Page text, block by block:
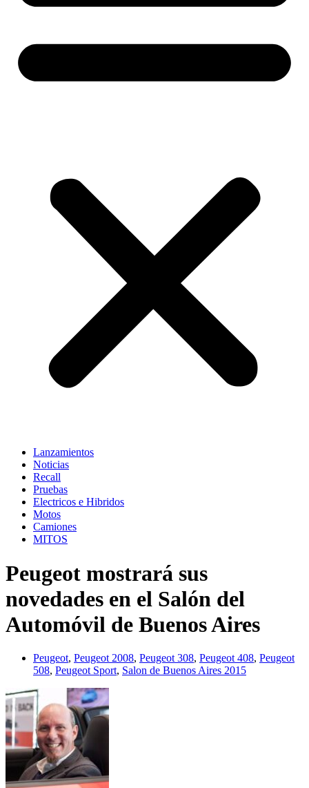
Lanzamientos
Noticias
Recall
Pruebas
Electricos e Hibridos
Motos
Camiones
MITOS
Peugeot mostrará sus
novedades en el Salón del
Automóvil de Buenos Aires
Peugeot, Peugeot 2008, Peugeot 308, Peugeot 408, Peugeot
508, Peugeot Sport, Salon de Buenos Aires 2015